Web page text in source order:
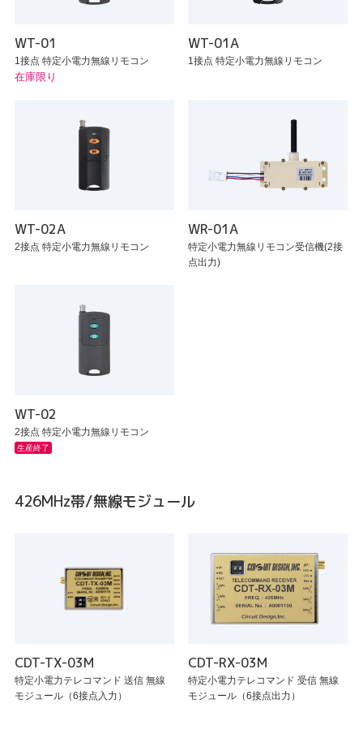
WT-01
1接点 特定小電力無線リモコン
在庫限り
WT-01A
1接点 特定小電力無線リモコン
WT-02A
2接点 特定小電力無線リモコン
WR-01A
特定小電力無線リモコン受信機(2接
点出力)
WT-02
2接点 特定小電力無線リモコン
生産終了
426MHz帯/無線モジュール
CDT-TX-03M
特定小電力テレコマンド 送信 無線
モジュール（6接点入力）
CDT-RX-03M
特定小電力テレコマンド 受信 無線
モジュール（6接点出力）